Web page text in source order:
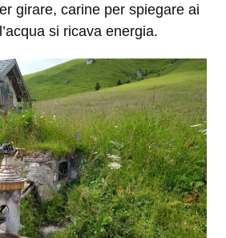
girare, carine per spiegare ai
si ricava energia.